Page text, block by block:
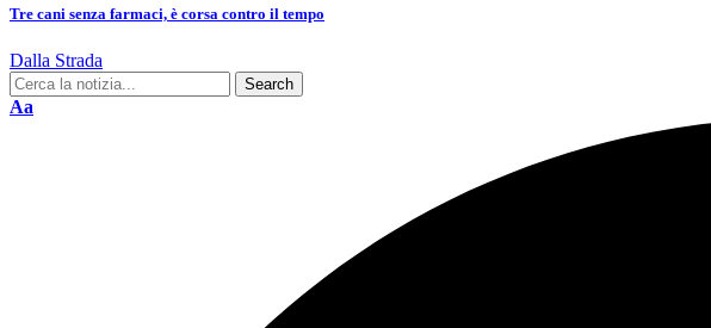
Tre cani senza farmaci, è corsa contro il tempo
Dalla Strada
Aa